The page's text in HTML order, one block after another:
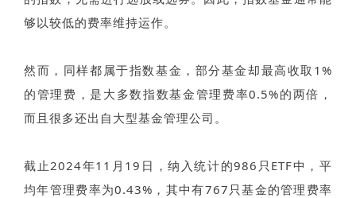
够以较低的费率维持运作。
然而，同样都属于指数基金，部分基金却最高收取1%
的管理费，是大多数指数基金管理费率0.5%的两倍，
而且很多还出自大型基金管理公司。
截止2024年11月19日，纳入统计的986只ETF中，平
均年管理费率为0.43%，其中有767只基金的管理费率